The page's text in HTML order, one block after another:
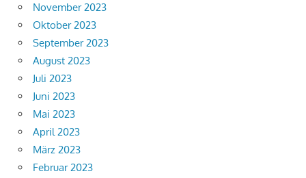
November 2023
Oktober 2023
September 2023
August 2023
Juli 2023
Juni 2023
Mai 2023
April 2023
März 2023
Februar 2023